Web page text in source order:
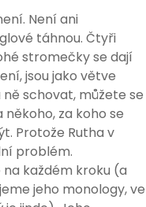
Není ani
táhnou. Čtyři
stromečky se dají
jsou jako větve
schovat, můžete se
za koho se
Protože Rutha v
problém.
každém kroku (a
jeho monology, ve